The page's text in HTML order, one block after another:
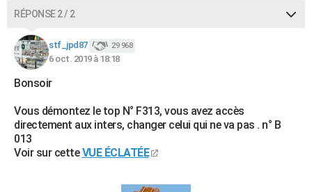
RÉPONSE 2 / 2
stf_jpd87 29 968
6 oct. 2019 à 18:18
Bonsoir
Vous démontez le top N° F313, vous avez accès
directement aux inters, changer celui qui ne va pas . n° B
013
Voir sur cetteVUE ÉCLATÉE